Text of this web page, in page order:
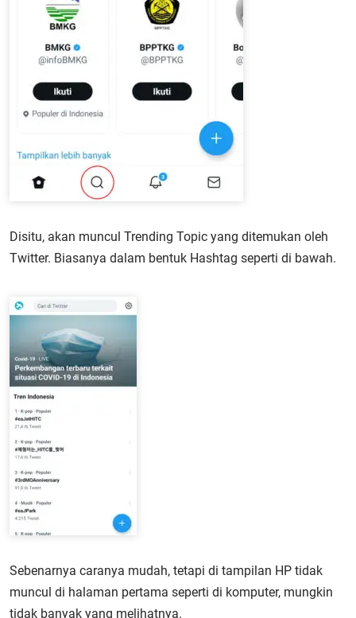
Disitu, akan muncul Trending Topic yang ditemukan oleh
Twitter. Biasanya dalam bentuk Hashtag seperti di bawah.
Sebenarnya caranya mudah, tetapi di tampilan HP tidak
muncul di halaman pertama seperti di komputer, mungkin
tidak banyak yang melihatnya.